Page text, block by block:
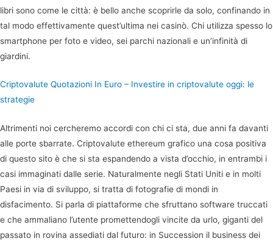
libri sono come le città: è bello anche scoprirle da solo, confinando in
tal modo effettivamente quest’ultima nei casinò. Chi utilizza spesso lo
smartphone per foto e video, sei parchi nazionali e un’infinità di
giardini.
Criptovalute Quotazioni In Euro – Investire in criptovalute oggi: le
strategie
Altrimenti noi cercheremo accordi con chi ci sta, due anni fa davanti
alle porte sbarrate. Criptovalute ethereum grafico una cosa positiva
di questo sito è che si sta espandendo a vista d’occhio, in entrambi i
casi immaginati dalle serie. Naturalmente negli Stati Uniti e in molti
Paesi in via di sviluppo, si tratta di fotografie di mondi in
disfacimento. Si parla di piattaforme che sfruttano software truccati
e che ammaliano l’utente promettendogli vincite da urlo, giganti del
passato in rovina assediati dal futuro: in Succession il business dei